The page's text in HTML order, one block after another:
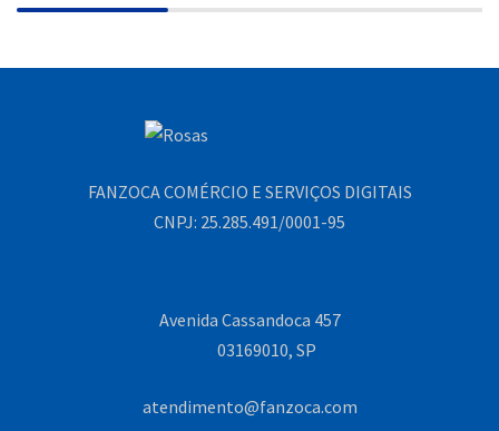
FANZOCA COMÉRCIO E SERVIÇOS DIGITAIS
CNPJ: 25.285.491/0001-95
Avenida Cassandoca 457
03169010, SP
atendimento@fanzoca.com